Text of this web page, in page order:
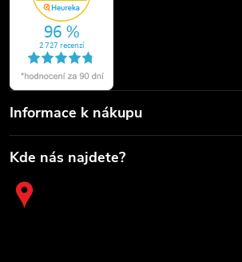
Informace k nákupu
Kde nás najdete?